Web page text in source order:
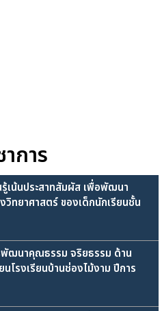
การ
เน้นประสาทสัมผัส เพื่อพัฒนา
วิทยาศาสตร์ ของเด็กนักเรียนชั้น
พัฒนาคุณธรรม จริยธรรม ด้าน
โรงเรียนบ้านช่องไม้งาม ปีการ